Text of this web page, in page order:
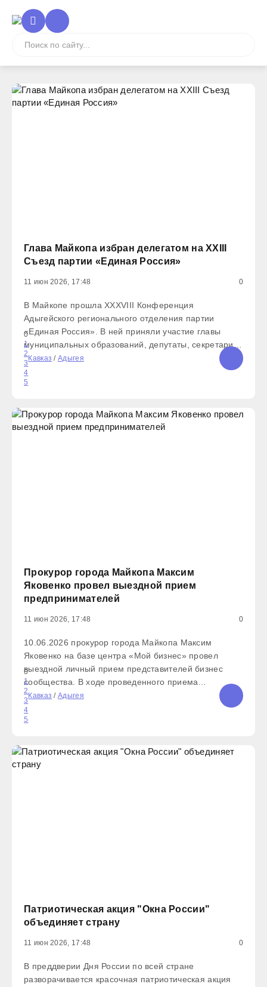
Глава Майкопа избран делегатом на XXIII
Съезд партии «Единая Россия»
11 июн 2026, 17:48 0
В Майкопе прошла XXXVIII Конференция
Адыгейского регионального отделения партии
«Единая Россия». В ней приняли участие главы
муниципальных образований, депутаты, секретари
первичных и местных отделений, а также активные
члены партии. В рамках конференции были вручены
благодарственные письма
0
1
2
3
4
5
Кавказ /Адыгея
Прокурор города Майкопа Максим
Яковенко провел выездной прием
предпринимателей
11 июн 2026, 17:48 0
10.06.2026 прокурор города Майкопа Максим
Яковенко на базе центра «Мой бизнес» провел
выездной личный прием представителей бизнес
сообщества. В ходе проведенного приема
прокурором принято 6 предпринимателей, которым
разъяснены положения действующего
законодательства. Также на приеме даны
0
1
2
3
4
5
Кавказ /Адыгея
Патриотическая акция "Окна России"
объединяет страну
11 июн 2026, 17:48 0
В преддверии Дня России по всей стране
разворачивается красочная патриотическая акция